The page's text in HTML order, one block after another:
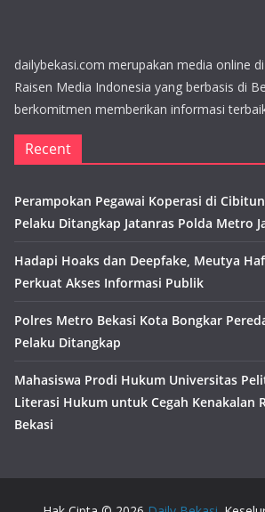
dailybekasi.com merupakan media online
Raisen Media Indonesia yang berbasis di
berkomitmen memberikan informasi
Recent
Perampokan Pegawai Koperasi di
Pelaku Ditangkap Jatanras Polda Metro
Hadapi Hoaks dan Deepfake, Meutya
Perkuat Akses Informasi Publik
Polres Metro Bekasi Kota Bongkar
Pelaku Ditangkap
Mahasiswa Prodi Hukum Universitas
Literasi Hukum untuk Cegah Kenakalan
Bekasi